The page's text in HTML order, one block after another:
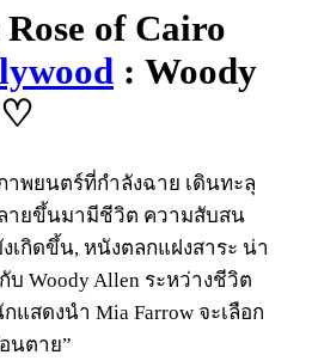
of Cairo
: Woody
าพยนตร์ที่กำลังฉาย เดินทะลุ
ายขึ้นมามีชีวิต ความสับสน
เกิดขึ้น, หนังตลกแฝงสาระ น่า
Woody Allen ระหว่างชีวิต
แสดงนำ Mia Farrow จะเลือก
นตาย”